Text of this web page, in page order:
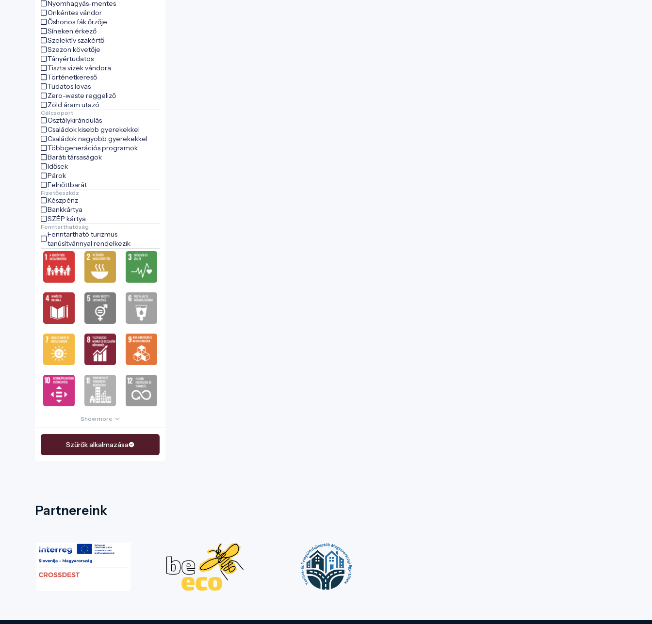
Nyomhagyás-mentes
Önkéntes vándor
Őshonos fák őrzője
Síneken érkező
Szelektív szakértő
Szezon követője
Tányértudatos
Tiszta vizek vándora
Történetkereső
Tudatos lovas
Zero-waste reggeliző
Zöld áram utazó
Célcsoport
Osztálykirándulás
Családok kisebb gyerekekkel
Családok nagyobb gyerekekkel
Többgenerációs programok
Baráti társaságok
Idősek
Párok
Felnőttbarát
Fizetőeszköz
Készpénz
Bankkártya
SZÉP kártya
Fenntarthatóság
Fenntartható turizmus
tanúsítvánnyal rendelkezik
Show more
Szűrők alkalmazása
Partnereink